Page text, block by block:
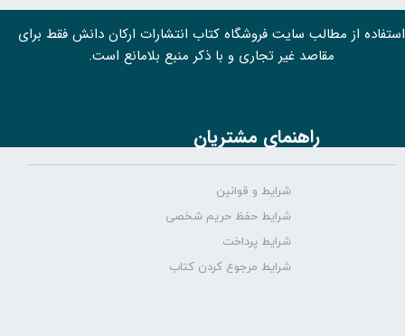
استفاده از مطالب سايت فروشگاه کتاب انتشارات ارکان دانش فقط برای
مقاصد غیر تجاری و با ذکر منبع بلامانع است.
راهنمای مشتریان
شرایط و قوانین
شرایط حفظ حریم شخصی
شرایط پرداخت
شرایط مرجوع کردن کتاب